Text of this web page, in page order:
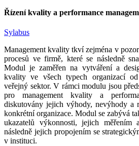
Řízení kvality a performance
Sylabus
Management kvality tkví zejména v
procesů ve firmě, které se následně
Modul je zaměřen na vytváření a
kvality ve všech typech organizací
veřejný sektor. V rámci modulu jsou
pro management kvality a
diskutovány jejich výhody, nevýhody a
konkrétní organizace. Modul se zabývá
ukazatelů výkonnosti, jejich
následně jejich propojením se
v instituci.